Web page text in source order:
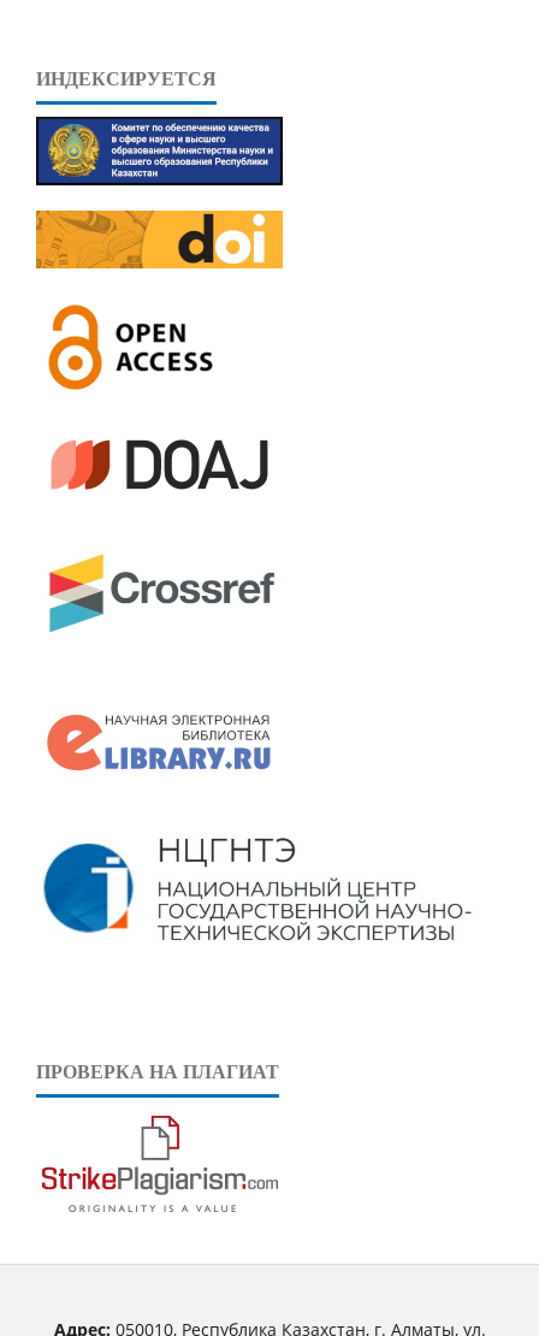
ИНДЕКСИРУЕТСЯ
ПРОВЕРКА НА ПЛАГИАТ
Адрес:050010, Республика Казахстан, г. Алматы, ул.